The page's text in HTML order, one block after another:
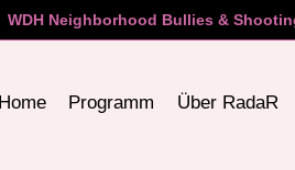
WDH Neighborhood Bullies &
Home Programm Über RadaR